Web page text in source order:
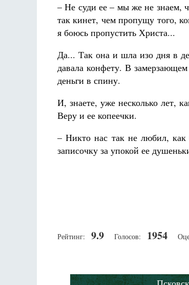
– Не суди ее – мы же не знаем,
так кинет, чем пропущу того,
я боюсь пропустить Христа...
Да... Так она и шла изо дня в
давала конфету. В
деньги в спину.
И, знаете, уже несколько лет,
Веру и ее копеечки.
– Никто нас так не любил,
записочку за упокой ее
Рейтинг: 9.9 Голосов: 1954